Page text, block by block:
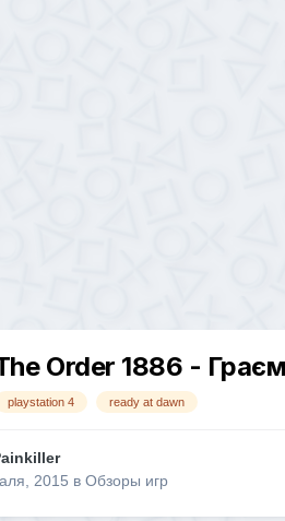
Order 1886 -
playstation 4 ready at dawn
2015 в Обзоры игр